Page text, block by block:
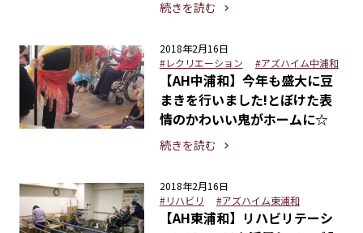
続きを読む
2018年2月16日
#レクリエーション
#アズハイム中浦和
【AH中浦和】今年も盛大に豆
まきを行いました!とぼけた表
情のかわいい鬼がホームに☆
続きを読む
2018年2月16日
#リハビリ
#アズハイム東浦和
【AH東浦和】リハビリテーシ